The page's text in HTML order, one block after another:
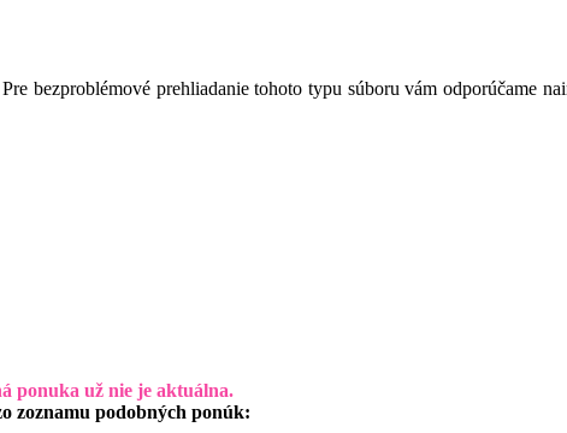
bezproblémové prehliadanie tohoto typu súboru vám odporúčame
ponuka už nie je aktuálna.
zoznamu podobných ponúk: